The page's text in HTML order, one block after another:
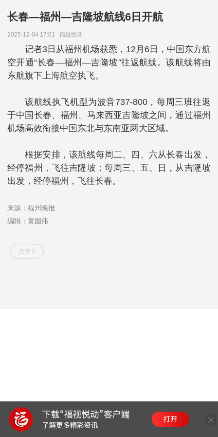
长春—福州—吉隆坡航线6日开航
2025-12-04 17:01 福视悦动
记者3日从福州机场获悉，12月6日，中国东方航
空开通“长春—福州—吉隆坡”往返航线。该航线将由
东航旗下上海航空执飞。
该航线执飞机型为波音737-800，每周三班往返
于中国长春、福州、马来西亚吉隆坡之间，通过福州
机场高效衔接中国东北与东南亚两大区域。
根据安排，该航线每周二、四、六从长春出发，
经停福州，飞往吉隆坡；每周三、五、日，从吉隆坡
出发，经停福州，飞往长春。
来源：福州晚报
编辑：黄国伟
点赞 0